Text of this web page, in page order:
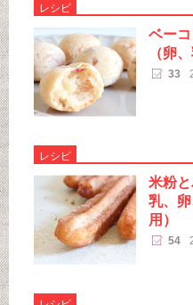
レシピ
ベー
（卵
33
レシピ
米粉と
乳、
用）
54